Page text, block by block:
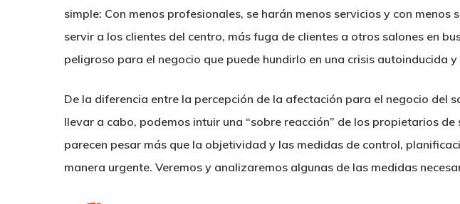
simple: Con menos profesionales, se harán menos servicios y con
servir a los clientes del centro, más fuga de clientes a otros salones en
peligroso para el negocio que puede hundirlo en una crisis autoinducida
De la diferencia entre la percepción de la afectación para el negocio del
llevar a cabo, podemos intuir una “sobre reacción” de los propietarios
parecen pesar más que la objetividad y las medidas de control,
manera urgente. Veremos y analizaremos algunas de las medidas